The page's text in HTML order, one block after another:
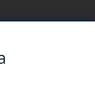
eventos y